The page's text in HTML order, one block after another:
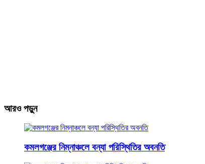
আরও পড়ুন
কমলগঞ্জের নিম্নাঞ্চলে বন্যা পরিস্থিতির অবনতি